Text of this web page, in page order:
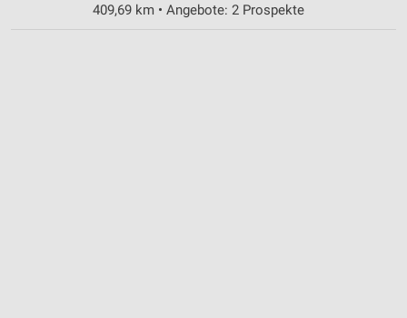
409,69 km • Angebote: 2 Prospekte